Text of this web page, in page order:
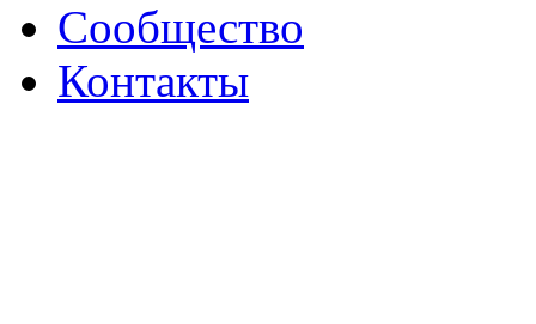
Сообщество
Контакты